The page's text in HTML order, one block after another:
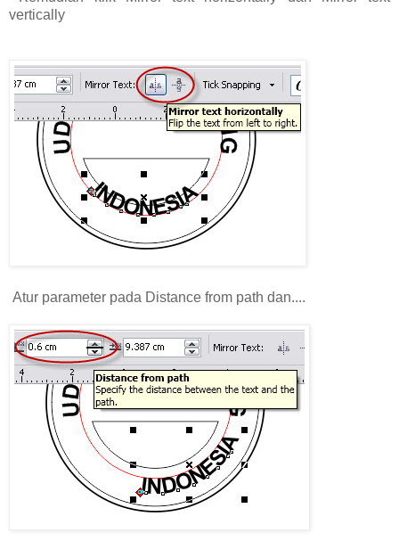
vertically
Atur parameter pada Distance from path dan....